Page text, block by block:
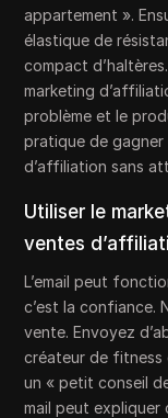
appartement ».
élastique de
compact
marketing
problème et le
pratique de gagner
d’affiliation sans
Utiliser le
ventes
L’email peut
c’est la confiance.
vente. Envoyez
créateur de fitness
un « petit conseil
mail peut expliquer